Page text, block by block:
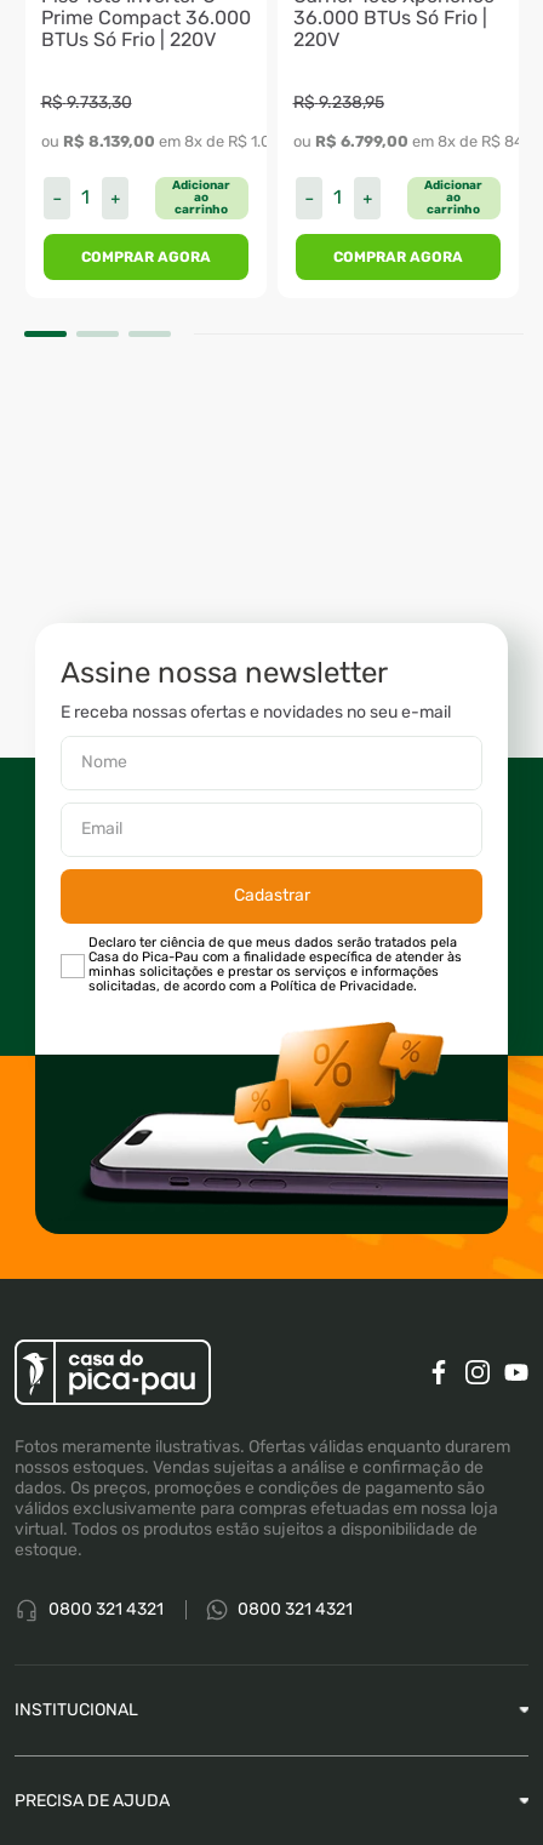
Prime Compact 36.000
BTUs Só Frio | 220V
R$9.733,30
ou R$ 8.139,00 em 8x de R$ 1.017 37
＋
－
Adicionar
ao
carrinho
COMPRAR AGORA
36.000 BTUs Só Frio |
220V
R$9.238,95
ou R$ 6.799,00 em 8x de R$ 849
＋
－
Adicionar
ao
carrinho
COMPRAR AGORA
Assine nossa newsletter
E receba nossas ofertas e novidades no seu e-mail
Cadastrar
Declaro ter ciência de que meus dados serão tratados pela
Casa do Pica-Pau com a finalidade específica de atender às
minhas solicitações e prestar os serviços e informações
solicitadas, de acordo com a Política de Privacidade.
Fotos meramente ilustrativas. Ofertas válidas enquanto durarem
nossos estoques. Vendas sujeitas a análise e confirmação de
dados. Os preços, promoções e condições de pagamento são
válidos exclusivamente para compras efetuadas em nossa loja
virtual. Todos os produtos estão sujeitos a disponibilidade de
estoque.
0800 321 4321 0800 321 4321
INSTITUCIONAL
PRECISA DE AJUDA